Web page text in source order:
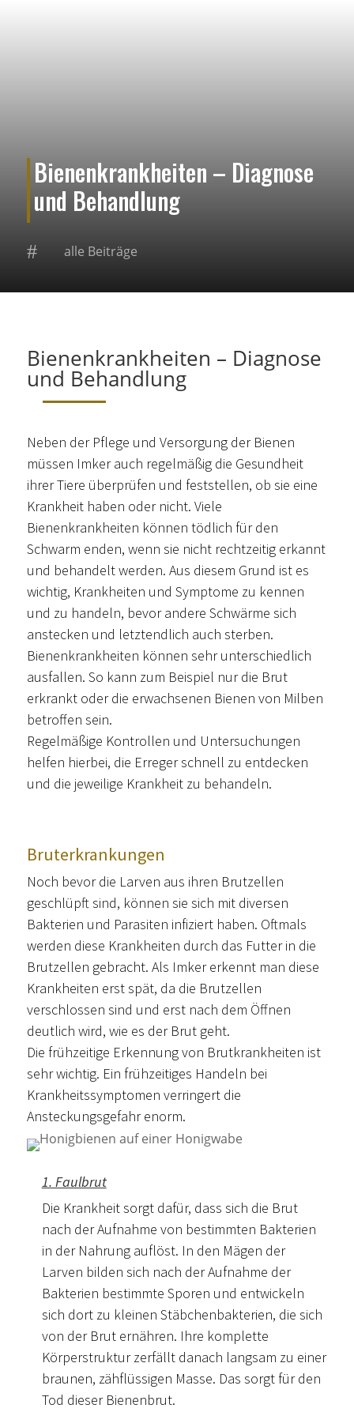
Bienenkrankheiten – Diagnose
und Behandlung
# alle Beiträge
Bienenkrankheiten – Diagnose
und Behandlung
Neben der Pflege und Versorgung der Bienen
müssen Imker auch regelmäßig die Gesundheit
ihrer Tiere überprüfen und feststellen, ob sie eine
Krankheit haben oder nicht. Viele
Bienenkrankheiten können tödlich für den
Schwarm enden, wenn sie nicht rechtzeitig erkannt
und behandelt werden. Aus diesem Grund ist es
wichtig, Krankheiten und Symptome zu kennen
und zu handeln, bevor andere Schwärme sich
anstecken und letztendlich auch sterben.
Bienenkrankheiten können sehr unterschiedlich
ausfallen. So kann zum Beispiel nur die Brut
erkrankt oder die erwachsenen Bienen von Milben
betroffen sein.
Regelmäßige Kontrollen und Untersuchungen
helfen hierbei, die Erreger schnell zu entdecken
und die jeweilige Krankheit zu behandeln.
Bruterkrankungen
Noch bevor die Larven aus ihren Brutzellen
geschlüpft sind, können sie sich mit diversen
Bakterien und Parasiten infiziert haben. Oftmals
werden diese Krankheiten durch das Futter in die
Brutzellen gebracht. Als Imker erkennt man diese
Krankheiten erst spät, da die Brutzellen
verschlossen sind und erst nach dem Öffnen
deutlich wird, wie es der Brut geht.
Die frühzeitige Erkennung von Brutkrankheiten ist
sehr wichtig. Ein frühzeitiges Handeln bei
Krankheitssymptomen verringert die
Ansteckungsgefahr enorm.
1. Faulbrut
Die Krankheit sorgt dafür, dass sich die Brut
nach der Aufnahme von bestimmten Bakterien
in der Nahrung auflöst. In den Mägen der
Larven bilden sich nach der Aufnahme der
Bakterien bestimmte Sporen und entwickeln
sich dort zu kleinen Stäbchenbakterien, die sich
von der Brut ernähren. Ihre komplette
Körperstruktur zerfällt danach langsam zu einer
braunen, zähflüssigen Masse. Das sorgt für den
Tod dieser Bienenbrut.